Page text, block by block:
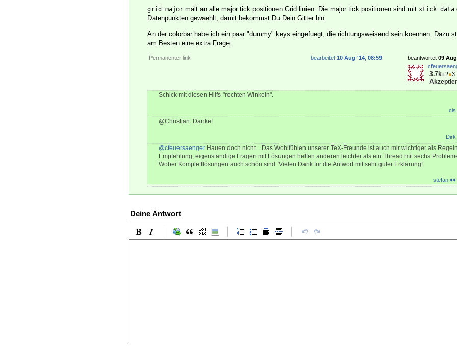
grid=major malt an alle major tick positionen Grid linien. Die major tick positionen sind mit xtick=data
Datenpunkten gewaehlt, damit bekommst Du Dein Gitter hin.
An der colorbar habe ich ein paar "dummy" keys eingefuegt, die richtungsweisend sein koennen. Dazu
am Besten eine extra Frage.
Permanenter link beantwortet 09
3.7k●2●3
bearbeitet 10 Aug '14, 08:59
Schick mit diesen Hilfs-"rechten Winkeln".
cis
@Christian: Danke!
Dirk
@cfeuersaenger Hauen doch nicht... Das Wohlfühlen unserer TeX-Freunde ist auch mir wichtiger als
Empfehlung, eigenständige Fragen mit Lösungen helfen anderen leichter als ein Thread mit sechs
Wobei Komplettlösungen auch schön sind. Vielen Dank für die Antwort mit sehr guter Erklärung!
stefan ♦♦
Deine Antwort